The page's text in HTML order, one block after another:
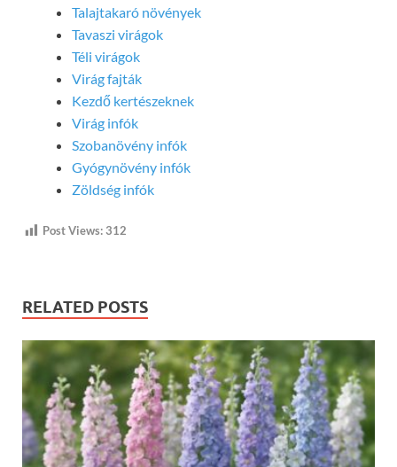
Talajtakaró növények
Tavaszi virágok
Téli virágok
Virág fajták
Kezdő kertészeknek
Virág infók
Szobanövény infók
Gyógynövény infók
Zöldség infók
Post Views:312
RELATED POSTS